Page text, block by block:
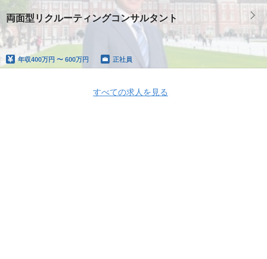
両面型リクルーティングコンサルタント
年収400万円 〜 600万円 正社員
すべての求人を見る